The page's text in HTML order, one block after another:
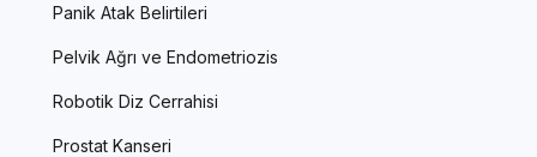
Panik Atak Belirtileri
Pelvik Ağrı ve Endometriozis
Robotik Diz Cerrahisi
Prostat Kanseri